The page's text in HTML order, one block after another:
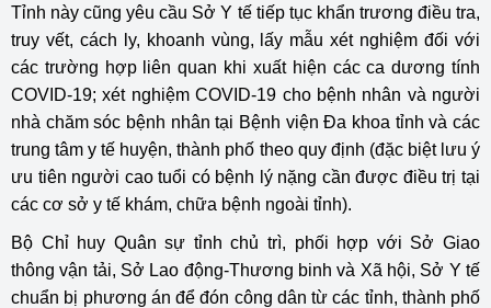
Tỉnh này cũng yêu cầu Sở Y tế tiếp tục khẩn trương điều tra,
truy vết, cách ly, khoanh vùng, lấy mẫu xét nghiệm đối với
các trường hợp liên quan khi xuất hiện các ca dương tính
COVID-19; xét nghiệm COVID-19 cho bệnh nhân và người
nhà chăm sóc bệnh nhân tại Bệnh viện Đa khoa tỉnh và các
trung tâm y tế huyện, thành phố theo quy định (đặc biệt lưu ý
ưu tiên người cao tuổi có bệnh lý nặng cần được điều trị tại
các cơ sở y tế khám, chữa bệnh ngoài tỉnh).
Bộ Chỉ huy Quân sự tỉnh chủ trì, phối hợp với Sở Giao
thông vận tải, Sở Lao động-Thương binh và Xã hội, Sở Y tế
chuẩn bị phương án để đón công dân từ các tỉnh, thành phố